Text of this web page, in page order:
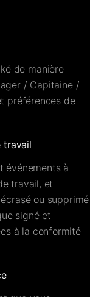
de manière
/ Capitaine /
préférences de
travail
événements à
travail, et
ou supprimé
signé et
à la conformité